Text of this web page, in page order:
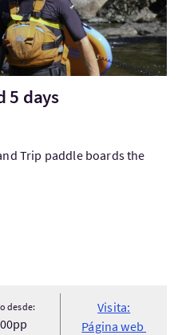
5 days
Trip paddle boards the
desde:
Visita:
Página web